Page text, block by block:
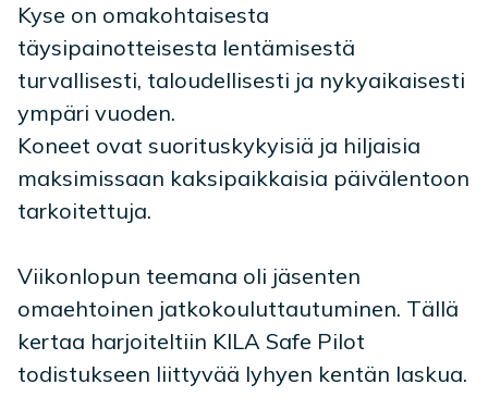
Kyse on omakohtaisesta
täysipainotteisesta lentämisestä
turvallisesti, taloudellisesti ja nykyaikaisesti
ympäri vuoden.
Koneet ovat suorituskykyisiä ja hiljaisia
maksimissaan kaksipaikkaisia päivälentoon
tarkoitettuja.
Viikonlopun teemana oli jäsenten
omaehtoinen jatkokouluttautuminen. Tällä
kertaa harjoiteltiin KILA Safe Pilot
todistukseen liittyvää lyhyen kentän laskua.